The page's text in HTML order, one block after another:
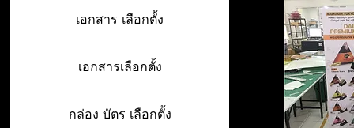
เอกสาร เลือกตั้ง
เอกสารเลือกตั้ง
กล่อง บัตร เลือกตั้ง